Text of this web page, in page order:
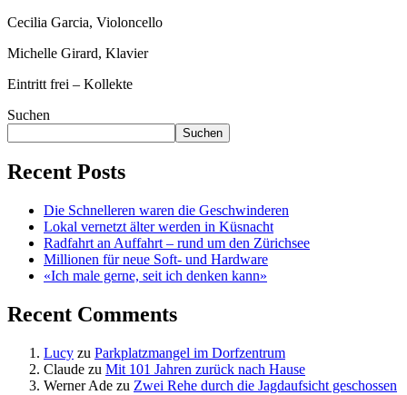
Cecilia Garcia, Violoncello
Michelle Girard, Klavier
Eintritt frei – Kollekte
Suchen
Suchen
Recent Posts
Die Schnelleren waren die Geschwinderen
Lokal vernetzt älter werden in Küsnacht
Radfahrt an Auffahrt – rund um den Zürichsee
Millionen für neue Soft- und Hardware
«Ich male gerne, seit ich denken kann»
Recent Comments
Lucy zu Parkplatzmangel im Dorfzentrum
Claude zu Mit 101 Jahren zurück nach Hause
Werner Ade zu Zwei Rehe durch die Jagdaufsicht geschossen